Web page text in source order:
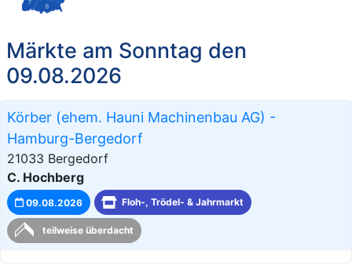
Märkte am Sonntag den
09.08.2026
Körber (ehem. Hauni Machinenbau AG) -
Hamburg-Bergedorf
21033 Bergedorf
C. Hochberg
09.08.2026 Floh-, Trödel- & Jahrmarkt
teilweise überdacht